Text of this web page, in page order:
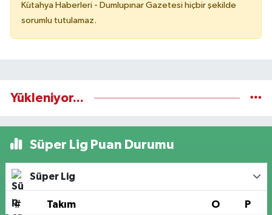
Kütahya Haberleri - Dumlupınar Gazetesi hiçbir şekilde
sorumlu tutulamaz.
Yükleniyor...
Süper Lig Puan Durumu
Süper Lig
# Takım O P